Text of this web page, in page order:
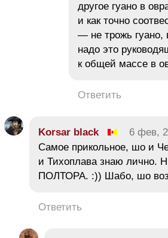
другое гуано в
и как точно
— не трожь гуано,
надо это
к общей массе в
Ответить
Korsar black 6 фев,
Самое прикольное, шо и
и Тихоплава знаю лично.
ПОЛТОРА. :)) Шабо, шо
Ответить